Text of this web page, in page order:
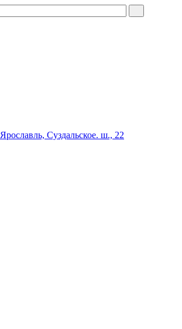
Ярославль, Суздальское. ш., 22